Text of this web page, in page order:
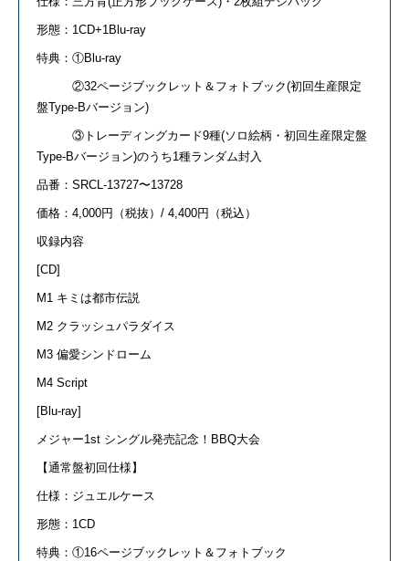
形態： 1CD+1Blu-ray
特典：①Blu-ray
②32ページブックレット＆フォトブック(初回生産限定
盤Type-Bバージョン)
③トレーディングカード9種(ソロ絵柄・初回生産限定盤
Type-Bバージョン)のうち1種ランダム封入
品番：SRCL-13727〜13728
価格：4,000円（税抜）/ 4,400円（税込）
収録内容
[CD]
M1 キミは都市伝説
M2 クラッシュパラダイス
M3 偏愛シンドローム
M4 Script
[Blu-ray]
メジャー1st シングル発売記念！ BBQ大会
【通常盤初回仕様】
仕様：ジュエルケース
形態： 1CD
特典：①16ページブックレット＆フォトブック